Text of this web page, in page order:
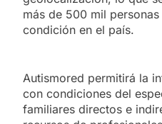
más de 500 mil
condición en el país.
Autismored permitirá la
con condiciones del
familiares directos e